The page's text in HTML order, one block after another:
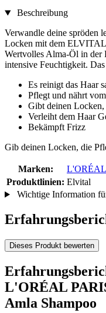
Beschreibung
Verwandle deine spröden
Locken mit dem
Wertvolles Alma-Öl in der
intensive Feuchtigkeit.
Es reinigt das Haar
Pflegt und nährt
Gibt deinen
Verleiht dem Haar
Bekämpft Frizz
Gib deinen Locken, die
Marken:
Produktlinien: Elvital
Wichtige Information
Dieses Produkt bewerten
L'ORÉAL
Amla Shampoo